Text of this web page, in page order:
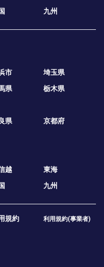
九州
市
埼玉県
県 栃木県
県
京都府
越
東海
九州
規約 利用規約(事業者)